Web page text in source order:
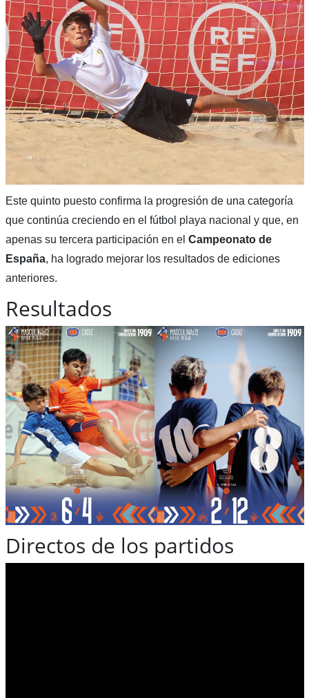
Este quinto puesto confirma la progresión de una categoría
que continúa creciendo en el fútbol playa nacional y que, en
apenas su tercera participación en el Campeonato de
España, ha logrado mejorar los resultados de ediciones
anteriores.
Resultados
Directos de los partidos